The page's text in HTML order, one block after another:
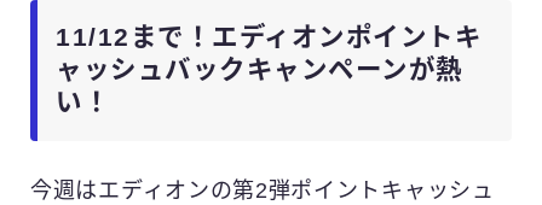
11/12まで！エディオンポイントキ
ャッシュバックキャンペーンが熱
い！
今週はエディオンの第2弾ポイントキャッシュ